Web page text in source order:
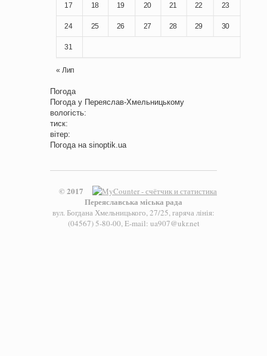
17 18 19 20 21 22 23
24 25 26 27 28 29 30
31
« Лип
Погода
Погода у Переяслав-Хмельницькому
вологість:
тиск:
вітер:
Погода на sinoptik.ua
© 2017
Переяславська міська рада
вул. Богдана Хмельницького, 27/25, гаряча лінія:
(04567) 5-80-00, E-mail: ua907@ukr.net